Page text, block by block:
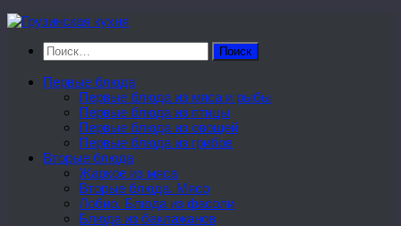
Перейти
содержимому
Найти:
Первые блюда
Первые блюда из мяса и рыбы
Первые блюда из птицы
Первые блюда из овощей
Первые блюда из грибов
Вторые блюда
Жаркое из мяса
Вторые блюда. Мясо
Лобио. Блюда из фасоли
Блюда из баклажанов